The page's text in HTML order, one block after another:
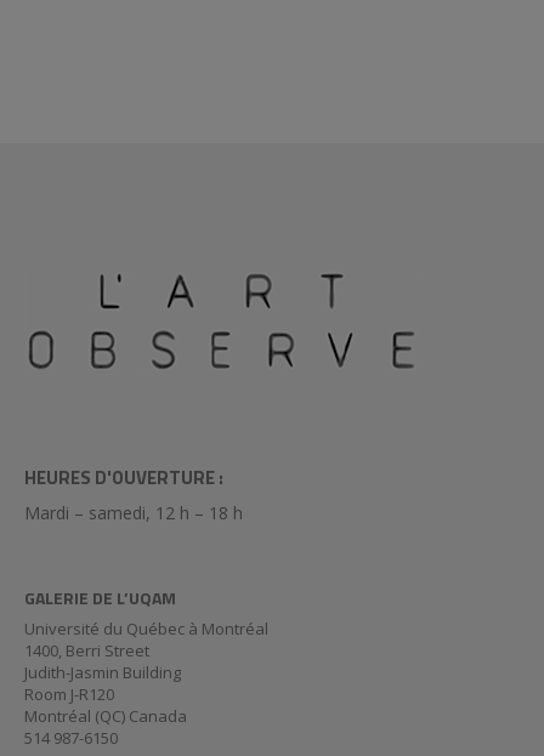
HEURES D'OUVERTURE :
Mardi – samedi, 12 h – 18 h
GALERIE DE L’UQAM
Université du Québec à Montréal
1400, Berri Street
Judith-Jasmin Building
Room J-R120
Montréal (QC) Canada
514 987-6150